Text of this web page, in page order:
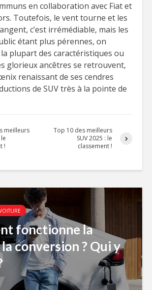
en collaboration avec Fiat et
Toutefois, le vent tourne et les
c’est irrémédiable, mais les
étant plus pérennes, on
plupart des caractéristiques ou
glorieux ancêtres se retrouvent,
renaissant de ses cendres
de SUV très à la pointe de
meilleurs
!
Top 10 des meilleurs
SUV 2025 : le
classement !
fonctionne la
conversion ? Qui y